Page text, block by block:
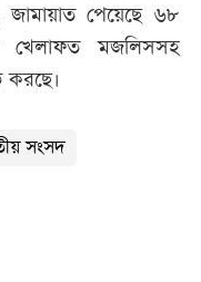
পেয়েছে ৬৮
মজলিসসহ
করছে।
সংসদ